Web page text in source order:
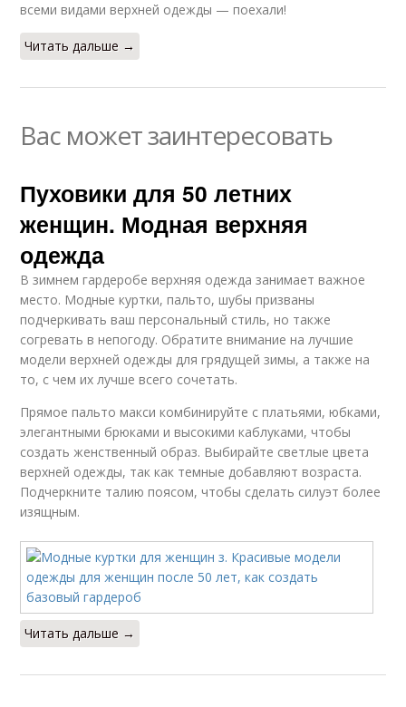
всеми видами верхней одежды — поехали!
Читать дальше →
Вас может заинтересовать
Пуховики для 50 летних
женщин. Модная верхняя
одежда
В зимнем гардеробе верхняя одежда занимает важное
место. Модные куртки, пальто, шубы призваны
подчеркивать ваш персональный стиль, но также
согревать в непогоду. Обратите внимание на лучшие
модели верхней одежды для грядущей зимы, а также на
то, с чем их лучше всего сочетать.
Прямое пальто макси комбинируйте с платьями, юбками,
элегантными брюками и высокими каблуками, чтобы
создать женственный образ. Выбирайте светлые цвета
верхней одежды, так как темные добавляют возраста.
Подчеркните талию поясом, чтобы сделать силуэт более
изящным.
Читать дальше →